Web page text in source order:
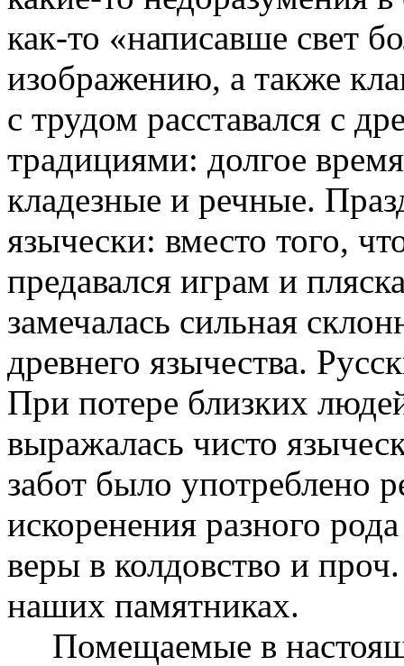
как-то «написавше свет
изображению, а также
с трудом расставался с
традициями: долгое
кладезные и речные.
язычески: вместо того,
предавался играм и
замечалась сильная
древнего язычества.
При потере близких
выражалась чисто
забот было употреблено
искоренения разного
веры в колдовство и
наших памятниках.
Помещаемые в